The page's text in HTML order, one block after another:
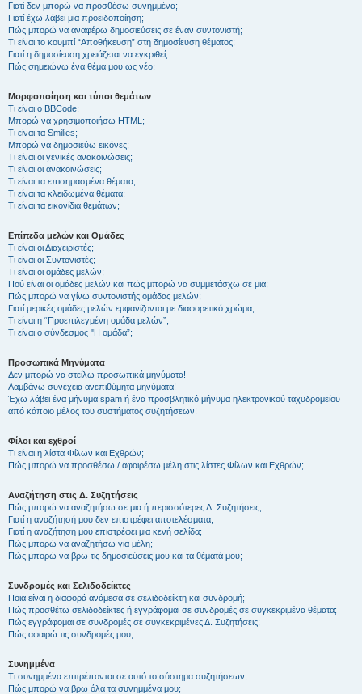
Γιατί δεν μπορώ να προσθέσω συνημμένα;
Γιατί έχω λάβει μια προειδοποίηση;
Πώς μπορώ να αναφέρω δημοσιεύσεις σε έναν συντονιστή;
Τι είναι το κουμπί “Αποθήκευση” στη δημοσίευση θέματος;
Γιατί η δημοσίευση χρειάζεται να εγκριθεί;
Πώς σημειώνω ένα θέμα μου ως νέο;
Μορφοποίηση και τύποι θεμάτων
Τι είναι ο BBCode;
Μπορώ να χρησιμοποιήσω HTML;
Τι είναι τα Smilies;
Μπορώ να δημοσιεύω εικόνες;
Τι είναι οι γενικές ανακοινώσεις;
Τι είναι οι ανακοινώσεις;
Τι είναι τα επισημασμένα θέματα;
Τι είναι τα κλειδωμένα θέματα;
Τι είναι τα εικονίδια θεμάτων;
Επίπεδα μελών και Ομάδες
Τι είναι οι Διαχειριστές;
Τι είναι οι Συντονιστές;
Τι είναι οι ομάδες μελών;
Πού είναι οι ομάδες μελών και πώς μπορώ να συμμετάσχω σε μια;
Πώς μπορώ να γίνω συντονιστής ομάδας μελών;
Γιατί μερικές ομάδες μελών εμφανίζονται με διαφορετικό χρώμα;
Τι είναι η “Προεπιλεγμένη ομάδα μελών”;
Τι είναι ο σύνδεσμος "Η ομάδα”;
Προσωπικά Μηνύματα
Δεν μπορώ να στείλω προσωπικά μηνύματα!
Λαμβάνω συνέχεια ανεπιθύμητα μηνύματα!
Έχω λάβει ένα μήνυμα spam ή ένα προσβλητικό μήνυμα ηλεκτρονικού ταχυδρομείου
από κάποιο μέλος του συστήματος συζητήσεων!
Φίλοι και εχθροί
Τι είναι η λίστα Φίλων και Εχθρών;
Πώς μπορώ να προσθέσω / αφαιρέσω μέλη στις λίστες Φίλων και Εχθρών;
Αναζήτηση στις Δ. Συζητήσεις
Πώς μπορώ να αναζητήσω σε μια ή περισσότερες Δ. Συζητήσεις;
Γιατί η αναζήτησή μου δεν επιστρέφει αποτελέσματα;
Γιατί η αναζήτηση μου επιστρέφει μια κενή σελίδα;
Πώς μπορώ να αναζητήσω για μέλη;
Πώς μπορώ να βρω τις δημοσιεύσεις μου και τα θέματά μου;
Συνδρομές και Σελιδοδείκτες
Ποια είναι η διαφορά ανάμεσα σε σελιδοδείκτη και συνδρομή;
Πώς προσθέτω σελιδοδείκτες ή εγγράφομαι σε συνδρομές σε συγκεκριμένα θέματα;
Πώς εγγράφομαι σε συνδρομές σε συγκεκριμένες Δ. Συζητήσεις;
Πώς αφαιρώ τις συνδρομές μου;
Συνημμένα
Τι συνημμένα επιτρέπονται σε αυτό το σύστημα συζητήσεων;
Πώς μπορώ να βρω όλα τα συνημμένα μου;